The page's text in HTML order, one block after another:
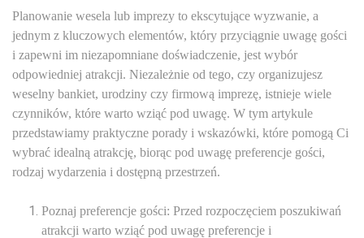
Planowanie wesela lub imprezy to ekscytujące wyzwanie, a
jednym z kluczowych elementów, który przyciągnie uwagę gości
i zapewni im niezapomniane doświadczenie, jest wybór
odpowiedniej atrakcji. Niezależnie od tego, czy organizujesz
weselny bankiet, urodziny czy firmową imprezę, istnieje wiele
czynników, które warto wziąć pod uwagę. W tym artykule
przedstawiamy praktyczne porady i wskazówki, które pomogą Ci
wybrać idealną atrakcję, biorąc pod uwagę preferencje gości,
rodzaj wydarzenia i dostępną przestrzeń.
Poznaj preferencje gości: Przed rozpoczęciem poszukiwań
atrakcji warto wziąć pod uwagę preferencje i